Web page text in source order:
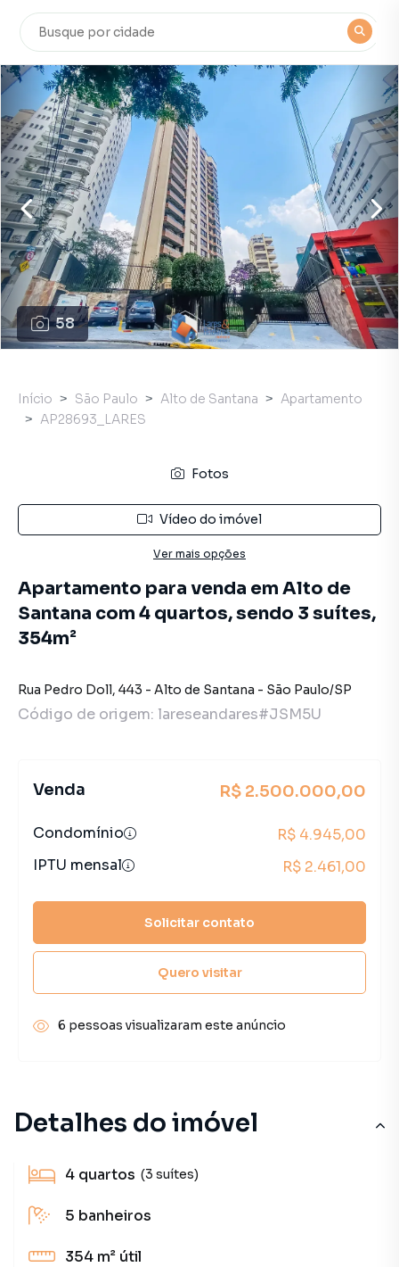
58
Detalhes do imóvel
4 quartos (3 suítes)
5 banheiros
354 m² útil
Início São Paulo Alto de Santana
Apartamento
AP28693_LARES
Fotos
Vídeo do imóvel
Ver mais opções
Apartamento para venda em Alto de
Santana com 4 quartos, sendo 3 suítes,
354m²
Rua Pedro Doll, 443 - Alto de Santana - São Paulo/SP
Código de origem: lareseandares#JSM5U
Venda R$ 2.500.000,00
Condomínio
R$ 4.945,00
IPTU mensal
R$ 2.461,00
Solicitar contato
Quero visitar
6 pessoas visualizaram este anúncio